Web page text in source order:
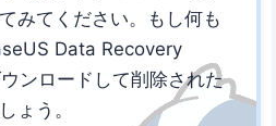
みてください。もし何も
Data Recovery
ンロードして削除された
ょう。